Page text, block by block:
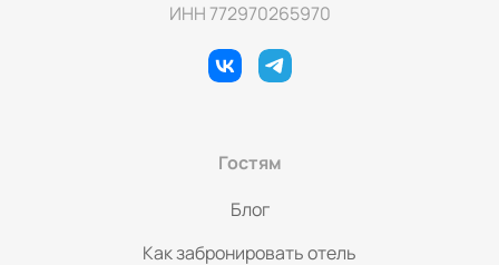
ИНН 772970265970
Гостям
Блог
Как забронировать отель